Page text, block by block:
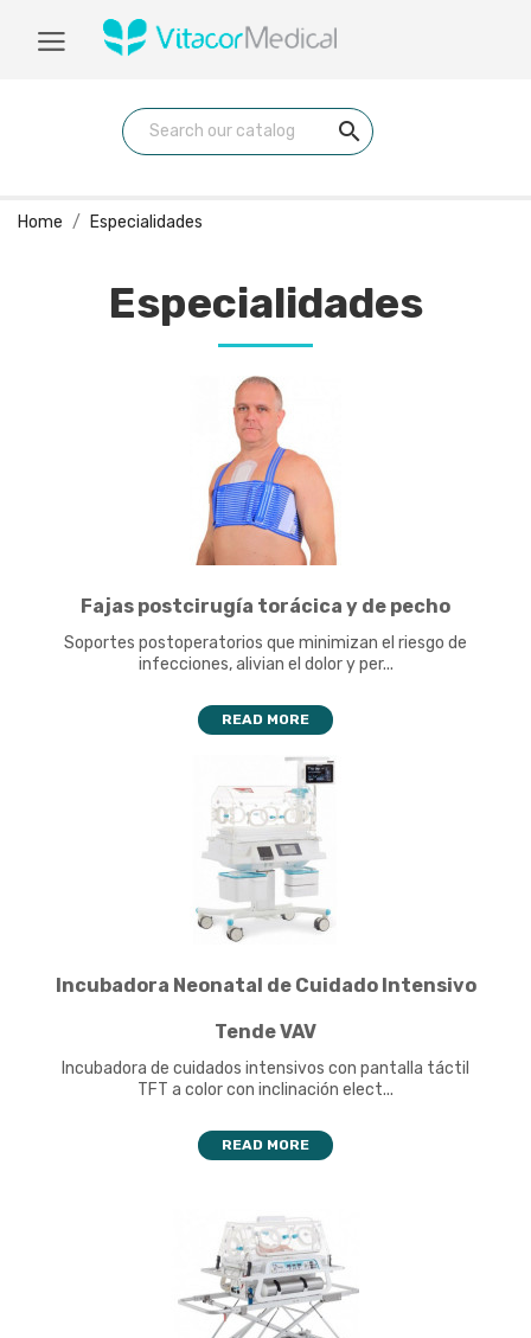
search
Home Especialidades
Especialidades
Fajas postcirugía torácica y de pecho
Soportes postoperatorios que minimizan el riesgo de
infecciones, alivian el dolor y per...
READ MORE
Incubadora Neonatal de Cuidado Intensivo
Tende VAV
Incubadora de cuidados intensivos con pantalla táctil
TFT a color con inclinación elect...
READ MORE